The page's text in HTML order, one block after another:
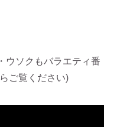
ウソクもバラエティ番
ご覧ください)